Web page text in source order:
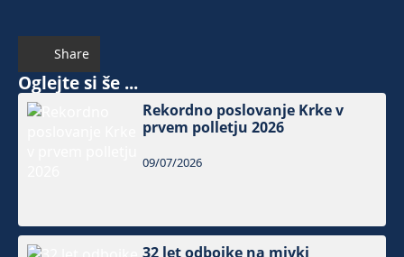
Share
Oglejte si še ...
Rekordno poslovanje Krke v
prvem polletju 2026
09/07/2026
32 let odbojke na mivki